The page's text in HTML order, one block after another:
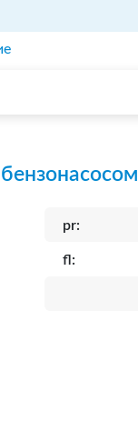
pr:
fl: